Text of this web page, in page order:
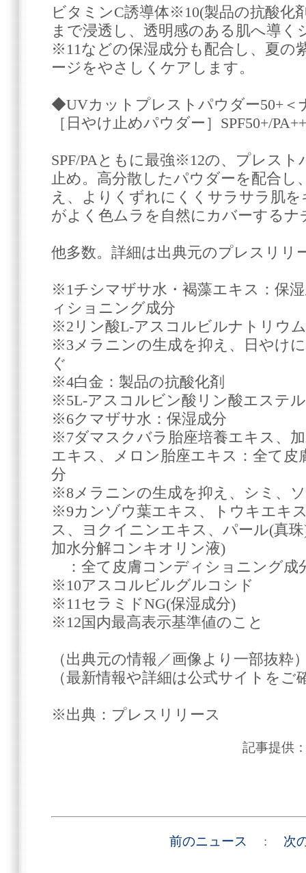
ビタミンC誘導体※10(製品の抗酸化
まで浸透し、透明感のある肌へ導
※11などの保湿成分も配合し、夏の
ージをやさしくケアします。
◆UVカットプレストパウダー50+＜
［日やけ止めパウダー］SPF50+/
SPF/PAともに最強※12の、プレス
止め。高分散したパウダーを配合し
え、よりくずれにくくサラサラ肌
がよく色ムラを自然にカバーするナ
他多数。詳細は出典元のプレスリリ
※1チシマザサ水・褐藻エキス：保
ィショニング成分
※2リン酸L-アスコルビルナトリウ
※3メラニンの生成を抑え、日やけ
ぐ
※4白金：製品の抗酸化剤
※5L-アスコルビン酸リン酸エステ
※6クマザサ水：保湿成分
※7ダマスクバラ胎座培養エキス、
エキス、メロン胎座エキス：全て
分
※8メラニンの生成を抑え、シミ、
※9カンゾウ葉エキス、トウキエキ
ス、ヨクイニンエキス、パール(真
加水分解コンキオリン液)
：全て皮膚コンディショニング成
※10アスコルビルグルコシド
※11セラミドNG(保湿成分)
※12国内最高表示基準値のこと
（出典元の情報／画像より一部抜粋
（最新情報や詳細は公式サイトをご
※出典：プレスリリース
記事提供
前のニュース : 次